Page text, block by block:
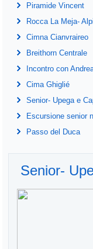
Piramide Vincent
Rocca La Meja-
Cimna Cianvraireo
Breithorn Centrale
Incontro con
Cima Ghiglié
Senior- Upega e
Escursione senior
Passo del Duca
Senior-